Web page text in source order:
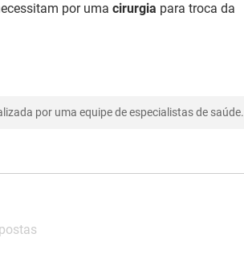
por uma cirurgia para troca da
por uma equipe de especialistas de saúde.